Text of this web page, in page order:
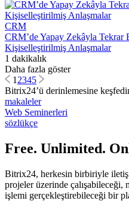
CRM
CRM’de Yapay Zekâyla Tekrar
Kişiselleştirilmiş Anlaşmalar
1 dakikalık
Daha fazla göster
12345
Bitrix24’ü derinlemesine
makaleler
Web Seminerleri
sözlükçe
Free. Unlimited.
Bitrix24, herkesin birbiriyle
projeler üzerinde
işlemi gerçekleştirebileceği bir